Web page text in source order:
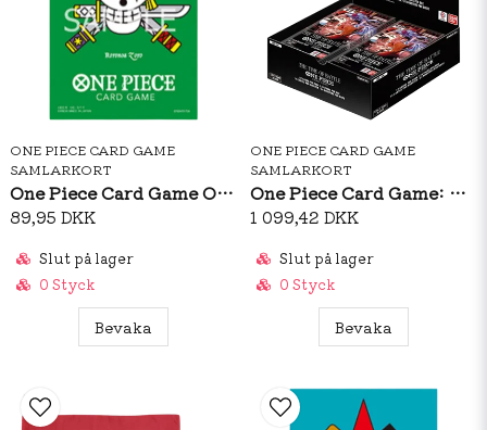
ONE PIECE CARD GAME
SAMLARKORT
One Piece Card Game Official Sleeves: Premium Matte Roronoa Zoro
89,95 DKK
Slut på lager
0 Styck
Bevaka
ONE PIECE CARD GAME
SAMLARKORT
One Piece Card Game: OP16 The Time Of Battle Booster Box (ENG)
1 099,42 DKK
Slut på lager
0 Styck
Bevaka